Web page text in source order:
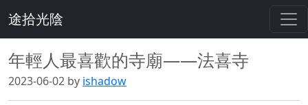
途拾光陰
年輕人最喜歡的寺廟——法喜寺
2023-06-02 by ishadow